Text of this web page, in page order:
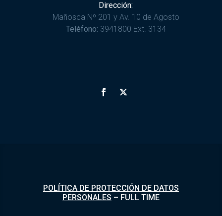
Dirección:
Mañosca Nº 201 y Av. 10 de Agosto
Teléfono: 3941800 Ext. 3134
POLÍTICA DE PROTECCIÓN DE DATOS
PERSONALES – FULL TIME